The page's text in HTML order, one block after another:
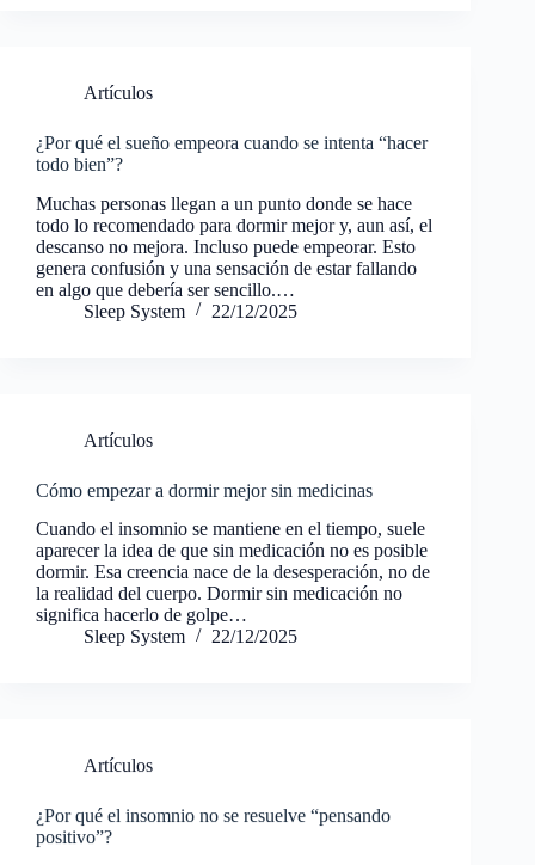
Artículos
¿Por qué el sueño empeora cuando se intenta “hacer
todo bien”?
Muchas personas llegan a un punto donde se hace
todo lo recomendado para dormir mejor y, aun así, el
descanso no mejora. Incluso puede empeorar. Esto
genera confusión y una sensación de estar fallando
en algo que debería ser sencillo.…
Sleep System
22/12/2025
Artículos
Cómo empezar a dormir mejor sin medicinas
Cuando el insomnio se mantiene en el tiempo, suele
aparecer la idea de que sin medicación no es posible
dormir. Esa creencia nace de la desesperación, no de
la realidad del cuerpo. Dormir sin medicación no
significa hacerlo de golpe…
Sleep System
22/12/2025
Artículos
¿Por qué el insomnio no se resuelve “pensando
positivo”?